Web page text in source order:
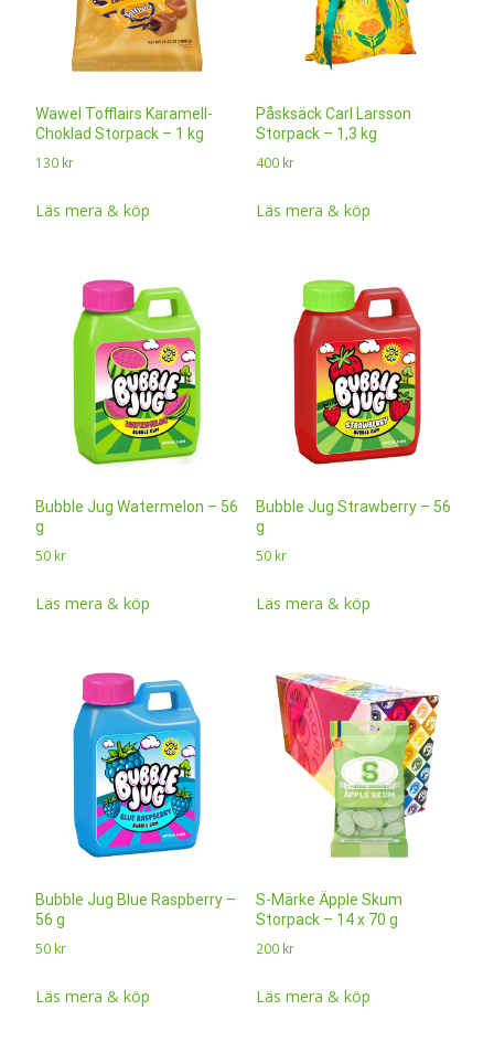
Wawel Tofflairs Karamell-
Choklad Storpack – 1 kg
130 kr
Läs mera & köp
Påsksäck Carl Larsson
Storpack – 1,3 kg
400 kr
Läs mera & köp
Bubble Jug Watermelon – 56
g
50 kr
Läs mera & köp
Bubble Jug Strawberry – 56
g
50 kr
Läs mera & köp
Bubble Jug Blue Raspberry –
56 g
50 kr
Läs mera & köp
S-Märke Äpple Skum
Storpack – 14 x 70 g
200 kr
Läs mera & köp